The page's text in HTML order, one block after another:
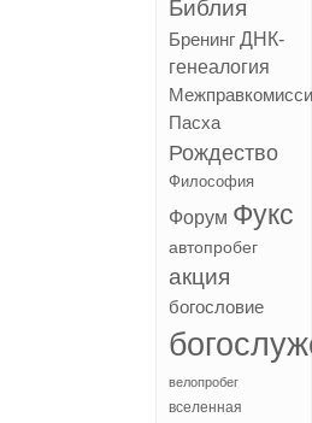
Библия
Бренинг ДНК-
генеалогия
Пасха
Рождество
Философия
Форум Фукс
автопробег
акция
богословие
велопробег
вселенная